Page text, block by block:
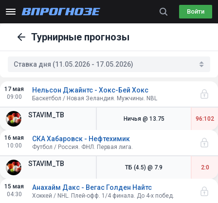
Войти
Турнирные прогнозы
Ставка дня (11.05.2026 - 17.05.2026)
17 мая
09:00
STAVIM_TB
Нельсон Джайнтс - Хокс-Бей Хокс
Баскетбол / Новая Зеландия. Мужчины. NBL
Ничья @ 13.75 96:102
16 мая
10:00
STAVIM_TB
СКА Хабаровск - Нефтехимик
Футбол / Россия. ФНЛ. Первая лига.
ТБ (4.5) @ 7.9 2:0
15 мая
04:30
Анахайм Дакс - Вегас Голден Найтс
Хоккей / NHL. Плей-офф. 1/4 финала. До 4-х побед.